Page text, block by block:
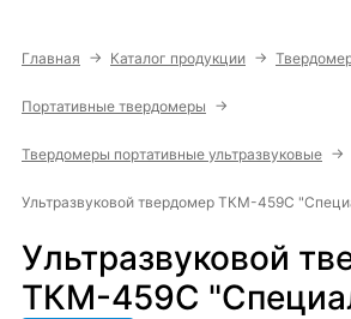
Главная → Каталог продукции →
Портативные твердомеры →
Твердомеры портативные ультразвуковые →
Ультразвуковой твердомер ТКМ-459C
Ультразвуковой
ТКМ-459C